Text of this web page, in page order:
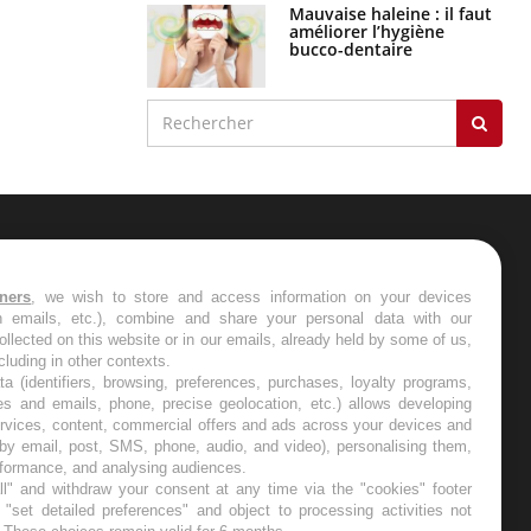
Mauvaise haleine : il faut
améliorer l’hygiène
bucco-dentaire
les semaines les meilleures
, we wish to store and access information on your devices
emails, etc.), combine and share your personal data with our
on this website or in our emails, already held by some of us,
in other contexts.
(identifiers, browsing, preferences, purchases, loyalty programs,
and emails, phone, precise geolocation, etc.) allows developing
content, commercial offers and ads across your devices and
email, post, SMS, phone, audio, and video), personalising them,
and analysing audiences.
and withdraw your consent at any time via the "cookies" footer
detailed preferences" and object to processing activities not